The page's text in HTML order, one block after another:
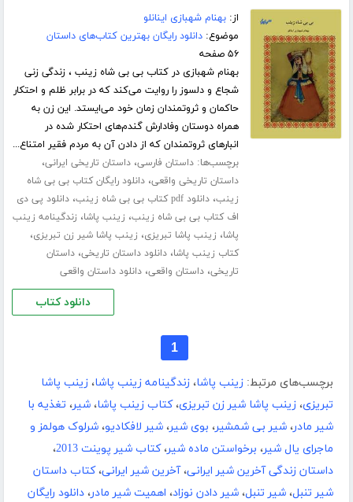
از:بهنام شهبازی اینانلو
موضوع:دانلود رایگان بهترین کتاب‌های داستان
۵۶ صفحه
بهنام شهبازی در کتاب بی بی شاه زینب ، زندگی زنی
شجاع و دلسوز را روایت می‌کند که در برابر ظلم و احتکار
حاکمان و ثروتمندان زمان خود می‌ایستد. این زن به
همراه دوستان وفادارش گندم‌های احتکار شده در
انبارهای ثروتمندان که از دادن آن به مردم فقیر امتناع...
برچسب‌ها:داستان فارسی،داستان تاریخی ایرانی،
داستان تاریخی واقعی،دانلود رایگان کتاب بی بی شاه
زینب،دانلود pdf کتاب بی بی شاه زینب ،دانلود پی دی
اف کتاب بی بی شاه زینب، زینب پاشا، زندگینامه زینب
پاشا، زینب پاشا تبریزی، زینب پاشا شیر زن تبریزی،
کتاب زینب پاشا،دانلود داستان تاریخی،داستان
تاریخی،داستان واقعی،دانلود داستان واقعی
دانلود کتاب
1
برچسب‌های مرتبط: زینب پاشا، زندگینامه زینب پاشا، زینب پاشا
تبریزی، زینب پاشا شیر زن تبریزی،کتاب زینب پاشا، شیر، تغذیه با
شیر مادر، شیر بی شمشیر، بوی شیر، شیر لافکادیو، شرلوک هولمز و
ماجرای یال شیر، برخواستن ماده شیر،کتاب شیر پوینت 2013
،
داستان زندگی آخرین شیر ایرانی،آخرین شیر ایرانی،کتاب داستان
شیر تنبل، شیر تنبل، شیر دادن نوزاد، اهمیت شیر مادر، دانلود رایگان